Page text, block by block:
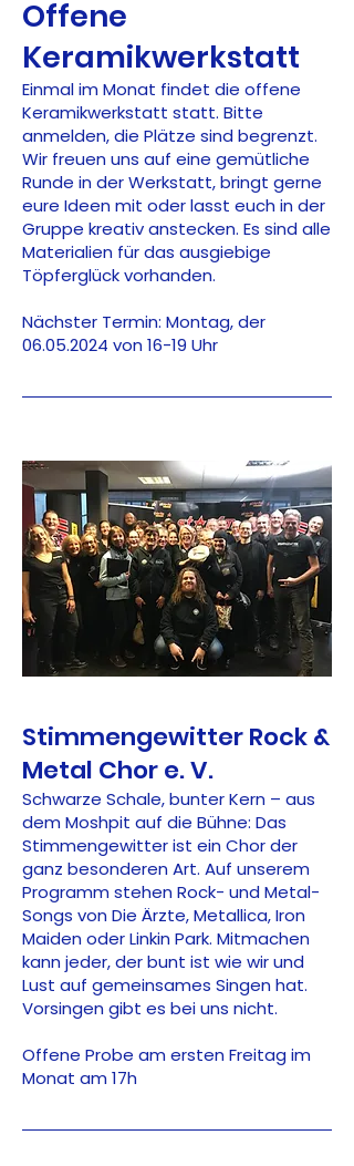
Offene
Keramikwerkstatt
Einmal im Monat findet die offene
Keramikwerkstatt statt. Bitte
anmelden, die Plätze sind begrenzt.
Wir freuen uns auf eine gemütliche
Runde in der Werkstatt, bringt gerne
eure Ideen mit oder lasst euch in der
Gruppe kreativ anstecken. Es sind alle
Materialien für das ausgiebige
Töpferglück vorhanden.
Nächster Termin: Montag, der
06.05.2024 von 16-19 Uhr
Stimmengewitter Rock &
Metal Chor e. V.
Schwarze Schale, bunter Kern – aus
dem Moshpit auf die Bühne: Das
Stimmengewitter ist ein Chor der
ganz besonderen Art. Auf unserem
Programm stehen Rock- und Metal-
Songs von Die Ärzte, Metallica, Iron
Maiden oder Linkin Park. Mitmachen
kann jeder, der bunt ist wie wir und
Lust auf gemeinsames Singen hat.
Vorsingen gibt es bei uns nicht.
Offene Probe am ersten Freitag im
Monat am 17h